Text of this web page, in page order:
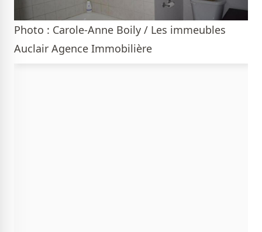
Photo : Carole-Anne Boily / Les immeubles
Auclair Agence Immobilière